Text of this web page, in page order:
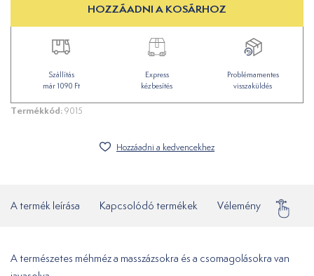
HOZZÁADNI A KOSÁRHOZ
Szállítás
már 1090 Ft
Express
kézbesítés
Problémamentes
visszaküldés
Termékkód:9015
Hozzáadni a kedvencekhez
A termék leírása Kapcsolódó termékek Vélemény
A természetes méhméz a masszázsokra és a csomagolásokra van